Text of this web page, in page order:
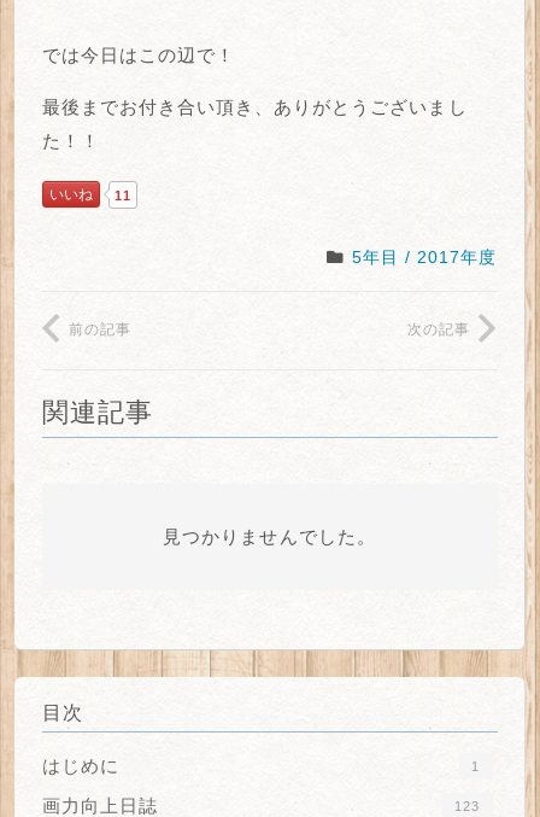
では今日はこの辺で！
最後までお付き合い頂き、ありがとうございまし
た！！
いいね 11
5年目 / 2017年度
前の記事 次の記事
関連記事
見つかりませんでした。
目次
はじめに 1
画力向上日誌 123